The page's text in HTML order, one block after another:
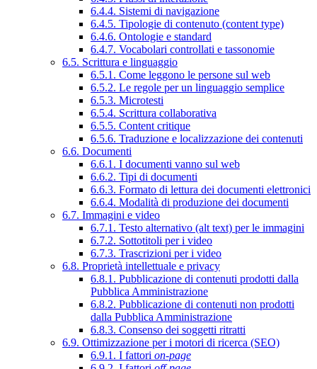
6.4.4. Sistemi di navigazione
6.4.5. Tipologie di contenuto (content type)
6.4.6. Ontologie e standard
6.4.7. Vocabolari controllati e tassonomie
6.5. Scrittura e linguaggio
6.5.1. Come leggono le persone sul web
6.5.2. Le regole per un linguaggio semplice
6.5.3. Microtesti
6.5.4. Scrittura collaborativa
6.5.5. Content critique
6.5.6. Traduzione e localizzazione dei contenuti
6.6. Documenti
6.6.1. I documenti vanno sul web
6.6.2. Tipi di documenti
6.6.3. Formato di lettura dei documenti elettronici
6.6.4. Modalità di produzione dei documenti
6.7. Immagini e video
6.7.1. Testo alternativo (alt text) per le immagini
6.7.2. Sottotitoli per i video
6.7.3. Trascrizioni per i video
6.8. Proprietà intellettuale e privacy
6.8.1. Pubblicazione di contenuti prodotti dalla
Pubblica Amministrazione
6.8.2. Pubblicazione di contenuti non prodotti
dalla Pubblica Amministrazione
6.8.3. Consenso dei soggetti ritratti
6.9. Ottimizzazione per i motori di ricerca (SEO)
6.9.1. I fattori on-page